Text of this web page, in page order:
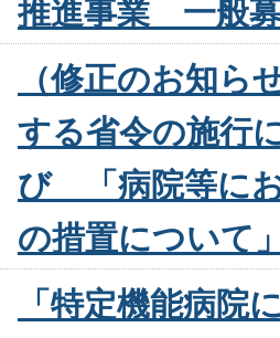
推進事業 一般
（修正のお知ら
する省令の施行
び 「病院等に
の措置について
「特定機能病院